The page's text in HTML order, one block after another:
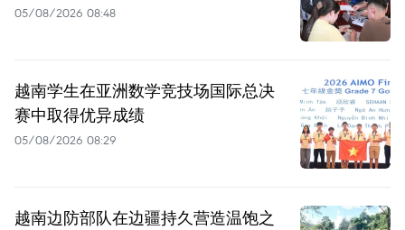
05/08/2026 08:48
越南学生在亚洲数学竞技场国际总决
赛中取得优异成绩
05/08/2026 08:29
越南边防部队在边疆持久营造温饱之